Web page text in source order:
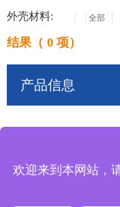
外壳材料: 全部
结果（ 0 项）
产品信息
欢迎来到本网站，